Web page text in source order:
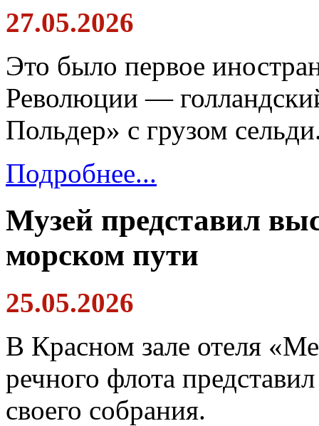
27.05.2026
Это было первое
Революции —
Польдер» с грузом
Подробнее...
Музей представил
морском пути
25.05.2026
В Красном зале отеля
речного флота
своего собрания.